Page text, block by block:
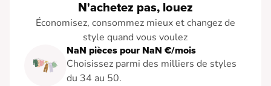
N'achetez pas, louez
Économisez, consommez mieux et changez de
style quand vous voulez
NaN pièces pour NaN €/mois
Choisissez parmi des milliers de styles
du 34 au 50.